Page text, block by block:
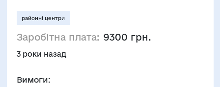
районні центри
Заробітна плата: 9300 грн.
3 роки назад
Вимоги: